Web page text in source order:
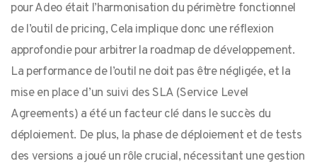
pour Adeo était l’harmonisation du périmètre fonctionnel
de l’outil de pricing, Cela implique donc une réflexion
approfondie pour arbitrer la roadmap de développement.
La performance de l’outil ne doit pas être négligée, et la
mise en place d’un suivi des SLA (Service Level
Agreements) a été un facteur clé dans le succès du
déploiement. De plus, la phase de déploiement et de tests
des versions a joué un rôle crucial, nécessitant une gestion